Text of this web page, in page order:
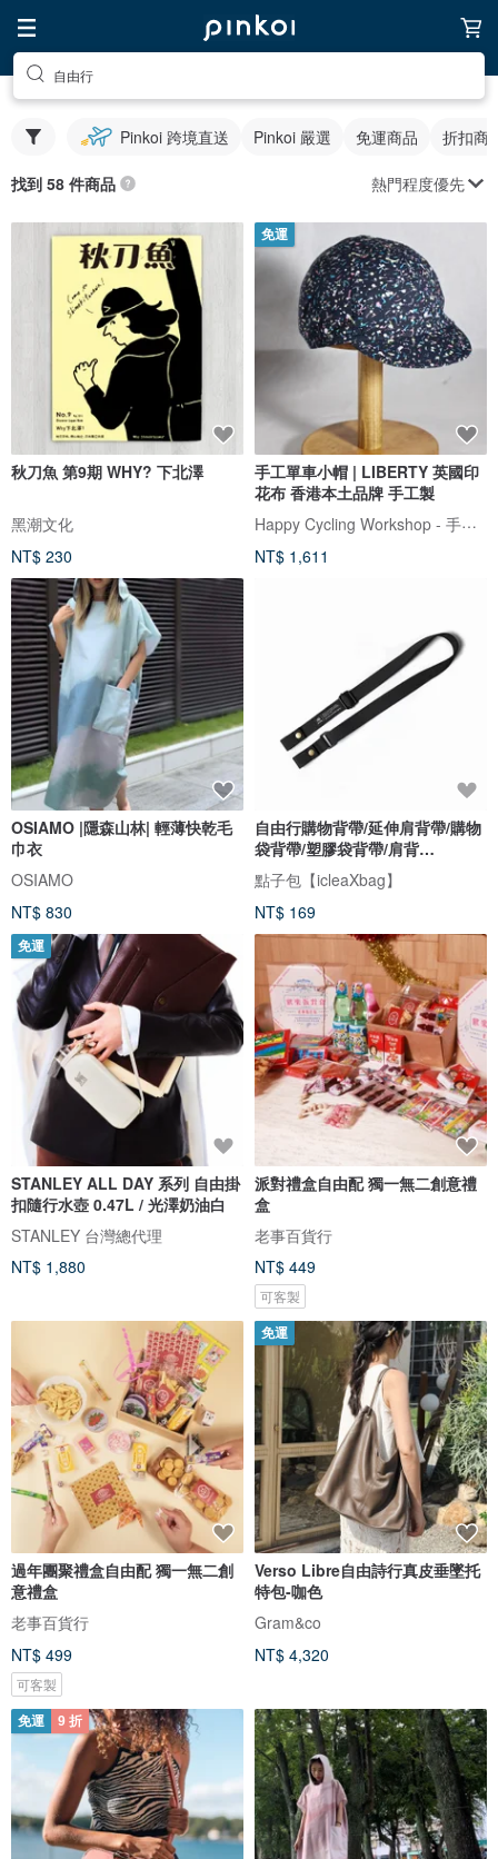
自由行
Pinkoi 跨境直送 Pinkoi 嚴選 免運商品 折扣商
找到 58 件商品 熱門程度優先
秋刀魚 第9期 WHY? 下北澤
黑潮文化
NT$ 230
免運
手工單車小帽 | LIBERTY 英國印
花布 香港本土品牌 手工製
Happy Cycling Workshop - 手工單車小帽
NT$ 1,611
OSIAMO |隱森山林| 輕薄快乾毛
巾衣
OSIAMO
NT$ 830
自由行購物背帶/延伸肩背帶/購物
袋背帶/塑膠袋背帶/肩背
式/DG127
點子包【icleaXbag】
NT$ 169
免運
STANLEY ALL DAY 系列 自由掛
扣隨行水壺 0.47L / 光澤奶油白
STANLEY 台灣總代理
NT$ 1,880
派對禮盒自由配 獨一無二創意禮
盒
老事百貨行
NT$ 449
可客製
過年團聚禮盒自由配 獨一無二創
意禮盒
老事百貨行
NT$ 499
可客製
免運
Verso Libre自由詩行真皮垂墜托
特包-咖色
Gram&co
NT$ 4,320
免運 9 折